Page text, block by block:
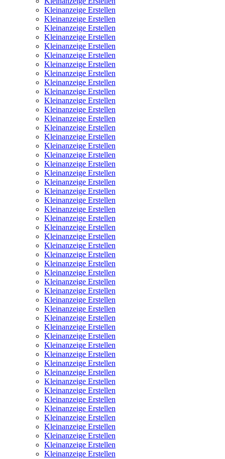
Kleinanzeige Erstellen
Kleinanzeige Erstellen
Kleinanzeige Erstellen
Kleinanzeige Erstellen
Kleinanzeige Erstellen
Kleinanzeige Erstellen
Kleinanzeige Erstellen
Kleinanzeige Erstellen
Kleinanzeige Erstellen
Kleinanzeige Erstellen
Kleinanzeige Erstellen
Kleinanzeige Erstellen
Kleinanzeige Erstellen
Kleinanzeige Erstellen
Kleinanzeige Erstellen
Kleinanzeige Erstellen
Kleinanzeige Erstellen
Kleinanzeige Erstellen
Kleinanzeige Erstellen
Kleinanzeige Erstellen
Kleinanzeige Erstellen
Kleinanzeige Erstellen
Kleinanzeige Erstellen
Kleinanzeige Erstellen
Kleinanzeige Erstellen
Kleinanzeige Erstellen
Kleinanzeige Erstellen
Kleinanzeige Erstellen
Kleinanzeige Erstellen
Kleinanzeige Erstellen
Kleinanzeige Erstellen
Kleinanzeige Erstellen
Kleinanzeige Erstellen
Kleinanzeige Erstellen
Kleinanzeige Erstellen
Kleinanzeige Erstellen
Kleinanzeige Erstellen
Kleinanzeige Erstellen
Kleinanzeige Erstellen
Kleinanzeige Erstellen
Kleinanzeige Erstellen
Kleinanzeige Erstellen
Kleinanzeige Erstellen
Kleinanzeige Erstellen
Kleinanzeige Erstellen
Kleinanzeige Erstellen
Kleinanzeige Erstellen
Kleinanzeige Erstellen
Kleinanzeige Erstellen
Kleinanzeige Erstellen